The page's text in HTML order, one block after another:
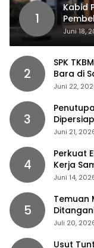
1
Kabid
Juni 18,
2
SPK
Bara di
Juni 22,
3
Juni 21,
4
Perkuat
Kerja
Juni 14,
5
Temuan
Juli 20,
Usut